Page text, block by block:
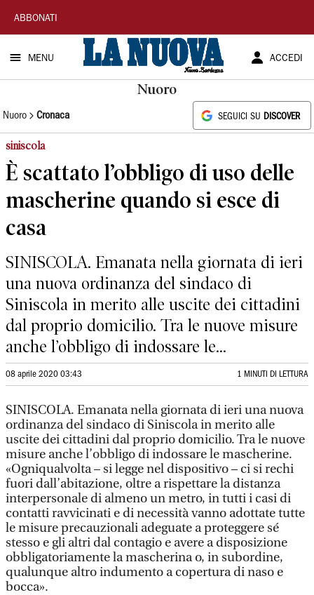
La
Nuova
Sardegna
ABBONATI
MENU ACCEDI
Nuoro
Nuoro Cronaca SEGUICI SU DISCOVER
siniscola
È scattato l’obbligo di uso delle
mascherine quando si esce di
casa
SINISCOLA. Emanata nella giornata di ieri
una nuova ordinanza del sindaco di
Siniscola in merito alle uscite dei cittadini
dal proprio domicilio. Tra le nuove misure
anche l’obbligo di indossare le...
08 aprile 2020 03:43 1 MINUTI DI LETTURA
SINISCOLA. Emanata nella giornata di ieri una nuova
ordinanza del sindaco di Siniscola in merito alle
uscite dei cittadini dal proprio domicilio. Tra le nuove
misure anche l’obbligo di indossare le mascherine.
«Ogniqualvolta – si legge nel dispositivo – ci si rechi
fuori dall’abitazione, oltre a rispettare la distanza
interpersonale di almeno un metro, in tutti i casi di
contatti ravvicinati e di necessità vanno adottate tutte
le misure precauzionali adeguate a proteggere sé
stesso e gli altri dal contagio e avere a disposizione
obbligatoriamente la mascherina o, in subordine,
qualunque altro indumento a copertura di naso e
bocca».